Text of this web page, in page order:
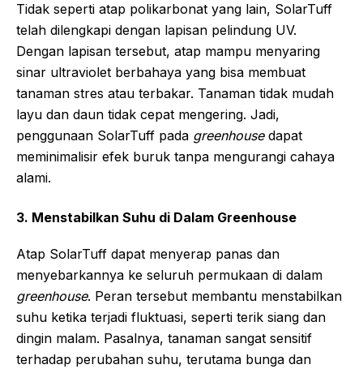
Tidak seperti atap polikarbonat yang lain, SolarTuff
telah dilengkapi dengan lapisan pelindung UV.
Dengan lapisan tersebut, atap mampu menyaring
sinar ultraviolet berbahaya yang bisa membuat
tanaman stres atau terbakar. Tanaman tidak mudah
layu dan daun tidak cepat mengering. Jadi,
penggunaan SolarTuff pada greenhousedapat
meminimalisir efek buruk tanpa mengurangi cahaya
alami.
3. Menstabilkan Suhu di Dalam Greenhouse
Atap SolarTuff dapat menyerap panas dan
menyebarkannya ke seluruh permukaan di dalam
greenhouse. Peran tersebut membantu menstabilkan
suhu ketika terjadi fluktuasi, seperti terik siang dan
dingin malam. Pasalnya, tanaman sangat sensitif
terhadap perubahan suhu, terutama bunga dan